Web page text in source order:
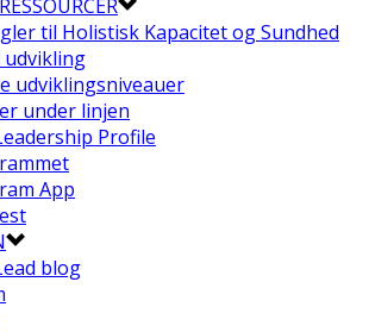
til Holistisk Kapacitet og Sundhed
udviklingsniveauer
under linjen
Profile
App
blog